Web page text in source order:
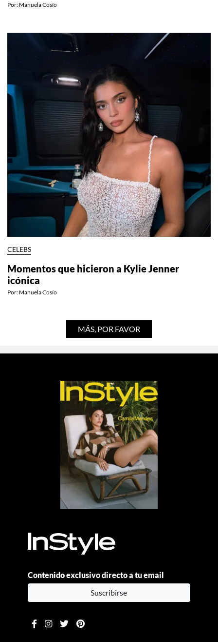
Por: Manuela Cosío
CELEBS
Momentos que hicieron a Kylie Jenner
icónica
Por: Manuela Cosío
MÁS, POR FAVOR
Contenido exclusivo directo a tu email
Suscribirse